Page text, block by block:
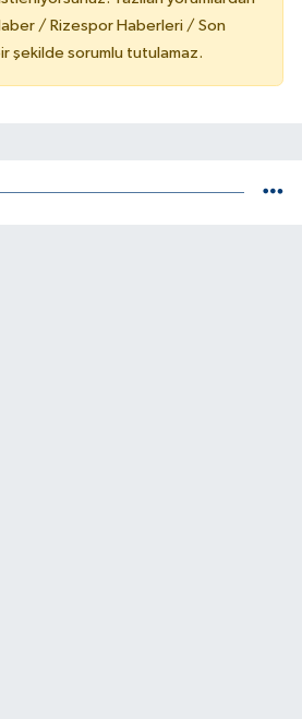
/ Rizespor Haberleri / Son
şekilde sorumlu tutulamaz.